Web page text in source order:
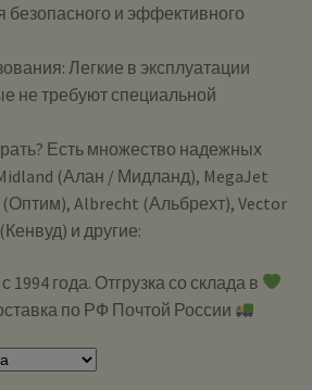
безопасного и эффективного
Легкие в эксплуатации
не требуют специальной
Есть множество надежных
(Алан / Мидланд), MegaJet
Albrecht (Альбрехт), Vector
и другие:
года. Отгрузка со склада в
по РФ Почтой России